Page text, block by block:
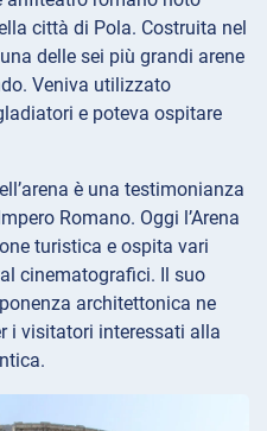
città di Pola. Costruita nel
una delle sei più grandi arene
Veniva utilizzato
e poteva ospitare
è una testimonianza
Romano. Oggi l’Arena
turistica e ospita vari
cinematografici. Il suo
architettonica ne
i visitatori interessati alla